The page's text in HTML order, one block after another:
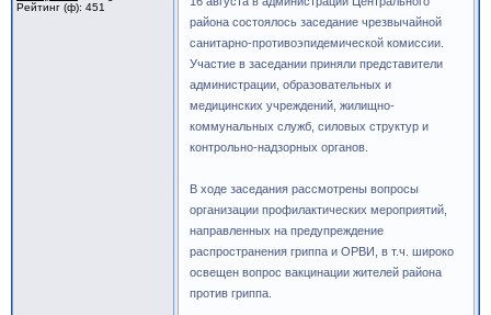
Рейтинг (ф): 451
района состоялось заседание чрезвычайной
санитарно-противоэпидемической комиссии.
Участие в заседании приняли представители
администрации, образовательных и
медицинских учреждений, жилищно-
коммунальных служб, силовых структур и
контрольно-надзорных органов.
В ходе заседания рассмотрены вопросы
организации профилактических мероприятий,
направленных на предупреждение
распространения гриппа и ОРВИ, в т.ч. широко
освещен вопрос вакцинации жителей района
против гриппа.